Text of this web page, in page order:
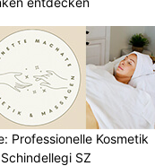
Professionelle Kosmetik
SZ